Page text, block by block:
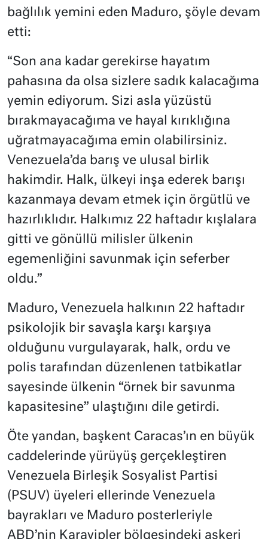
bağlılık yemini eden Maduro, şöyle devam
etti:
“Son ana kadar gerekirse hayatım
pahasına da olsa sizlere sadık kalacağıma
yemin ediyorum. Sizi asla yüzüstü
bırakmayacağıma ve hayal kırıklığına
uğratmayacağıma emin olabilirsiniz.
Venezuela’da barış ve ulusal birlik
hakimdir. Halk, ülkeyi inşa ederek barışı
kazanmaya devam etmek için örgütlü ve
hazırlıklıdır. Halkımız 22 haftadır kışlalara
gitti ve gönüllü milisler ülkenin
egemenliğini savunmak için seferber
oldu.”
Maduro, Venezuela halkının 22 haftadır
psikolojik bir savaşla karşı karşıya
olduğunu vurgulayarak, halk, ordu ve
polis tarafından düzenlenen tatbikatlar
sayesinde ülkenin “örnek bir savunma
kapasitesine” ulaştığını dile getirdi.
Öte yandan, başkent Caracas’ın en büyük
caddelerinde yürüyüş gerçekleştiren
Venezuela Birleşik Sosyalist Partisi
(PSUV) üyeleri ellerinde Venezuela
bayrakları ve Maduro posterleriyle
ABD’nin Karayipler bölgesindeki askeri